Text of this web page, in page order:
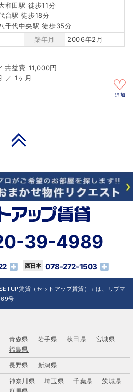
和田駅 徒歩11分
台駅 徒歩18分
千代中央駅 徒歩35分
築年月 2006年2月
11,000円
／ 1ヶ月
追加
39-4989
078-272-1503
賃貸（セットアップ賃貸）」は、リブマ
号
青森県 岩手県 秋田県
宮城県
福島県
長野県 新潟県
神奈川県 埼玉県 千葉県
茨城県